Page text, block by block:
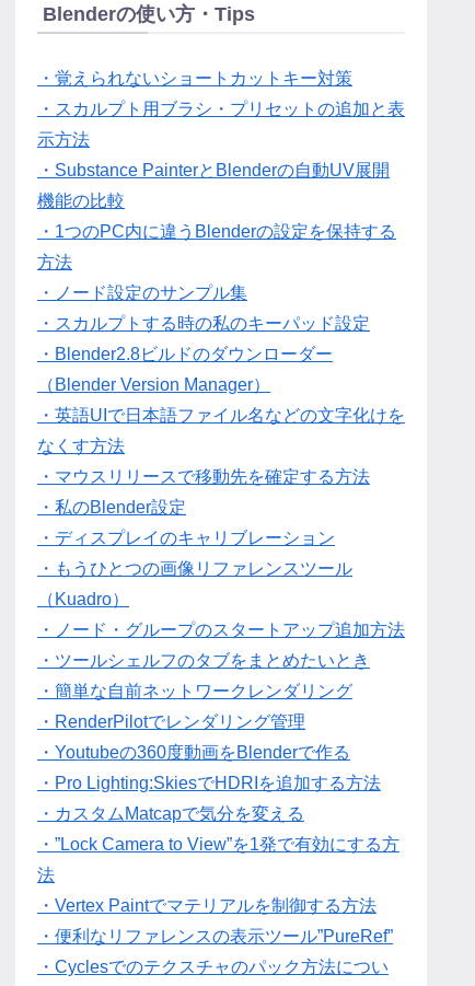
Blenderの使い方・Tips
・覚えられないショートカットキー対策
・スカルプト用ブラシ・プリセットの追加と表
示方法
・Substance PainterとBlenderの自動UV展開
機能の比較
・1つのPC内に違うBlenderの設定を保持する
方法
・ノード設定のサンプル集
・スカルプトする時の私のキーパッド設定
・Blender2.8ビルドのダウンローダー
（Blender Version Manager）
・英語UIで日本語ファイル名などの文字化けを
なくす方法
・マウスリリースで移動先を確定する方法
・私のBlender設定
・ディスプレイのキャリブレーション
・もうひとつの画像リファレンスツール
（Kuadro）
・ノード・グループのスタートアップ追加方法
・ツールシェルフのタブをまとめたいとき
・簡単な自前ネットワークレンダリング
・RenderPilotでレンダリング管理
・Youtubeの360度動画をBlenderで作る
・Pro Lighting:SkiesでHDRIを追加する方法
・カスタムMatcapで気分を変える
・”Lock Camera to View”を1発で有効にする方
法
・Vertex Paintでマテリアルを制御する方法
・便利なリファレンスの表示ツール”PureRef”
・Cyclesでのテクスチャのパック方法につい